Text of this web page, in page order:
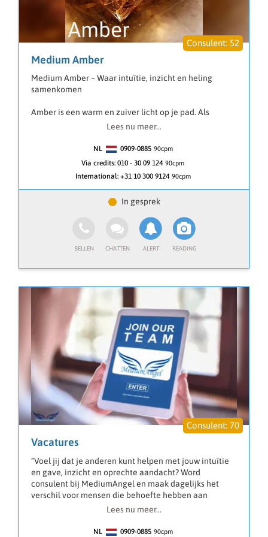
52
Medium Amber
Medium Amber – Waar intuïtie, inzicht en heling
samenkomen
Amber is een warm en zuiver licht op je pad. Als
ervaren medium werkt zij met een diepe verbinding
helderziende en heldervoelende gaven. Met haar
zuivere intuïtie ziet zij verder dan woorden, en voelt
zij precies aan wat er in jouw energie speelt.
Elke reading met Amber brengt duidelijkheid, rust en
richting. Ze helpt je om inzichten te krijgen in liefde,
relaties, toekomst en levenskeuzes – altijd met
respect, eerlijkheid en licht.
Lees nu meer...
NL 0909-0885 90cpm
Via credits: 010 - 30 09 124 90cpm
International: +31 10 300 9124 90cpm
70
Vacatures
“Voel jij dat je anderen kunt helpen met jouw intuïtie
en gave, inzicht en oprechte aandacht? Word
consulent bij MediumAngel en maak dagelijks het
verschil voor mensen die behoefte hebben aan
duidelijke en respectvolle begeleiding.”
consulent bied je mensen een luisterend oor, maar
Lees nu meer...
NL 0909-0885 90cpm